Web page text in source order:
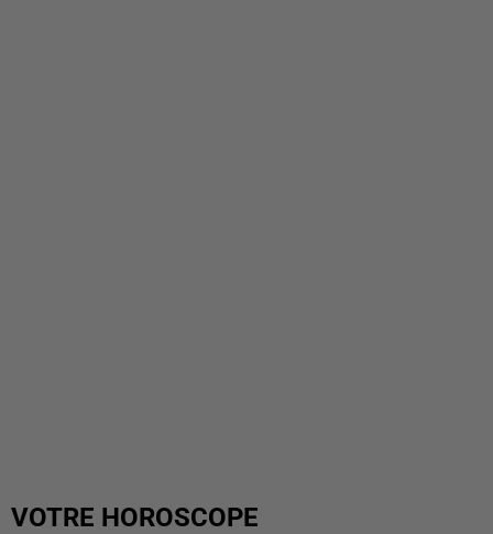
VOTRE HOROSCOPE